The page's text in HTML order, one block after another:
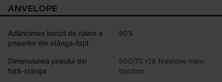
ANVELOPE
Adâncimea benzii de rulare a
pneurilor din stânga-față
90%
Dimensiunea pneului din
față-stânga
600/70 r28 firestone maxi
traction